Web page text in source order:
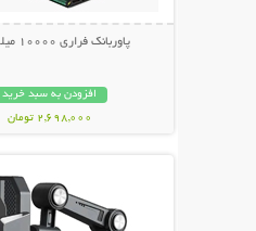
پاوربانک فراری 10000 میلی آمپر
افزودن به سبد خرید
2,698,000 تومان